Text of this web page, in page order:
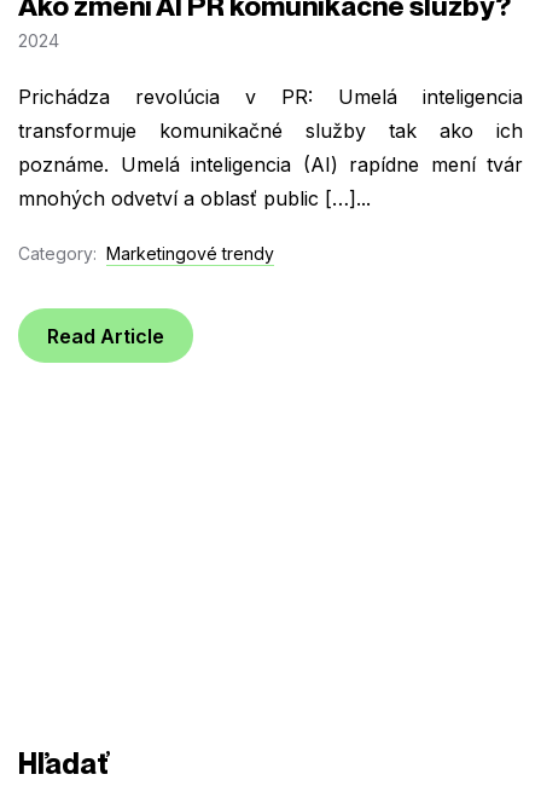
2024
Prichádza revolúcia v PR: Umelá inteligencia
transformuje komunikačné služby tak ako ich
poznáme. Umelá inteligencia (AI) rapídne mení tvár
mnohých odvetví a oblasť public […]...
Category: Marketingové trendy
Read Article
Hľadať